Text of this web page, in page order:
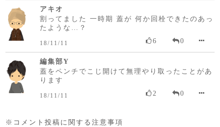
アキオ
割ってました 一時期 蓋が 何か回栓できたのあっ
たような…？
18/11/11 6 0
編集部Y
蓋をペンチでこじ開けて無理やり取ったことがあ
ります
18/11/11 2 0
※コメント投稿に関する注意事項